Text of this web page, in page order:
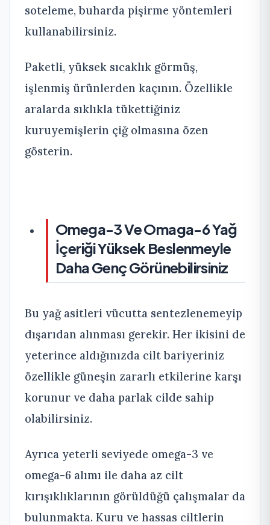
soteleme, buharda pişirme yöntemleri
kullanabilirsiniz.
Paketli, yüksek sıcaklık görmüş,
işlenmiş ürünlerden kaçının. Özellikle
aralarda sıklıkla tükettiğiniz
kuruyemişlerin çiğ olmasına özen
gösterin.
Omega-3 Ve Omaga-6 Yağ
İçeriği Yüksek Beslenmeyle
Daha Genç Görünebilirsiniz
Bu yağ asitleri vücutta sentezlenemeyip
dışarıdan alınması gerekir. Her ikisini de
yeterince aldığınızda cilt bariyeriniz
özellikle güneşin zararlı etkilerine karşı
korunur ve daha parlak cilde sahip
olabilirsiniz.
Ayrıca yeterli seviyede omega-3 ve
omega-6 alımı ile daha az cilt
kırışıklıklarının görüldüğü çalışmalar da
bulunmakta. Kuru ve hassas ciltlerin